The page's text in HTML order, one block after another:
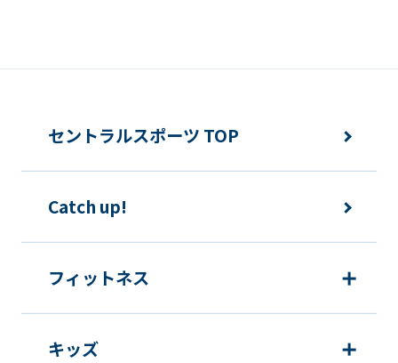
セントラルスポーツ TOP
Catch up!
フィットネス
キッズ